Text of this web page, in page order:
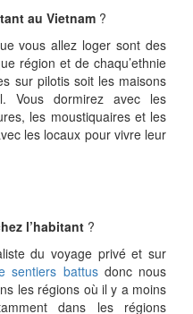
au Vietnam ?
vous allez loger sont des
région et de chaqu’ethnie
sur pilotis soit les maisons
Vous dormirez avec les
les moustiquaires et les
les locaux pour vivre leur
l’habitant ?
du voyage privé et sur
sentiers battusdonc nous
les régions où il y a moins
dans les régions